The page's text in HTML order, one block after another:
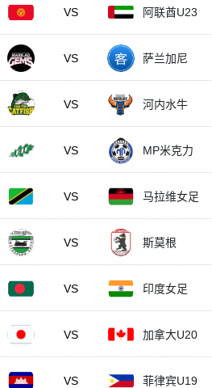
VS 阿联酋U23
VS 萨兰加尼
VS 河内水牛
VS MP米克力
VS 马拉维女足
VS 斯莫根
VS 印度女足
VS 加拿大U20
VS 菲律宾U19